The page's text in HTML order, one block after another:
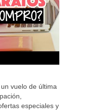
vuelo de última
especiales y